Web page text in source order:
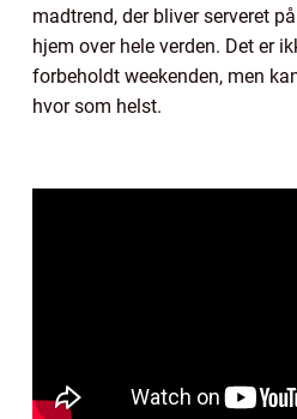
madtrend, der bliver serveret
hjem over hele verden. Det er
forbeholdt weekenden, men
hvor som helst.